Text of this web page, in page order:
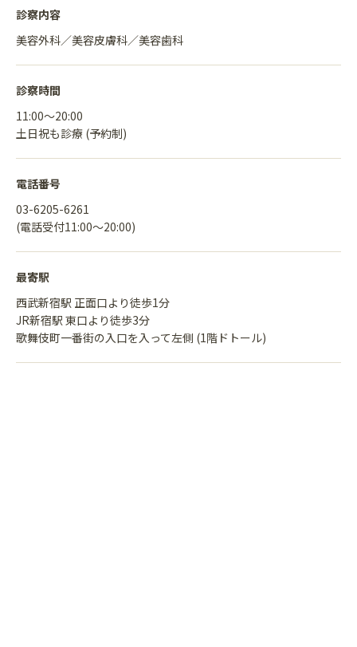
診察内容
美容外科／美容皮膚科／美容歯科
診察時間
11:00〜20:00
土日祝も診療 (予約制)
電話番号
03-6205-6261
(電話受付11:00〜20:00)
最寄駅
西武新宿駅 正面口より徒歩1分
JR新宿駅 東口より徒歩3分
歌舞伎町一番街の入口を入って左側 (1階ドトール)